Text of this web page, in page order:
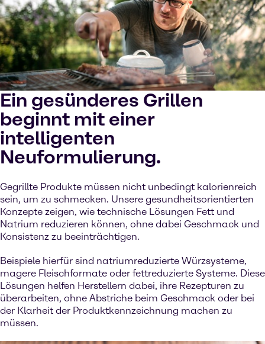
Ein gesünderes Grillen
beginnt mit einer
intelligenten
Neuformulierung.
Gegrillte Produkte müssen nicht unbedingt kalorienreich
sein, um zu schmecken. Unsere gesundheitsorientierten
Konzepte zeigen, wie technische Lösungen Fett und
Natrium reduzieren können, ohne dabei Geschmack und
Konsistenz zu beeinträchtigen.
Beispiele hierfür sind natriumreduzierte Würzsysteme,
magere Fleischformate oder fettreduzierte Systeme. Diese
Lösungen helfen Herstellern dabei, ihre Rezepturen zu
überarbeiten, ohne Abstriche beim Geschmack oder bei
der Klarheit der Produktkennzeichnung machen zu
müssen.